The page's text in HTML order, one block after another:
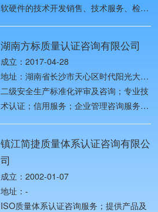
A、B栋A209
软硬件的技术开发销售、技术服务、检测
电器产品的认证与检测、投资兴办实业
（具体项目另行申报）、货物及技术进出
口（以上均不含限制项目）。（同意登记
机关调整规范经营范围表述，以登记机关
登记为准），许可经营项目是：电子电器
产品的认证与检测
湖南方标质量认证咨询有限公司
成立：2017-04-28
地址：湖南省长沙市天心区时代阳光大道
西兴汝金城5号楼3单元1206房
二级安全生产标准化评审及咨询；专业技
术认证；信用服务；企业管理咨询服务；
咨询服务；科技项目代理服务；培训活动
的组织；风险管理培训。（依法须经批准
的项目，经相关部门批准后方可开展经营
活动）
镇江简捷质量体系认证咨询有限公
司
成立：2002-01-07
地址：-
ISO质量体系认证咨询服务；提供产品及